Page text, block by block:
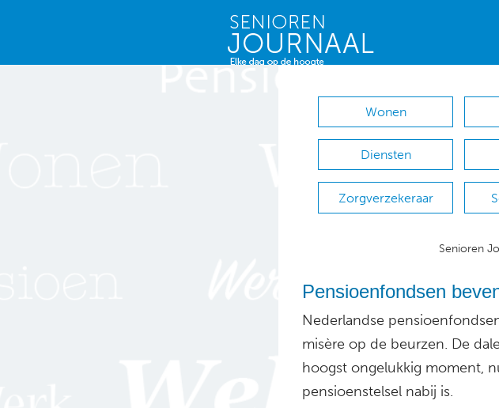
Wonen
Diensten
Zorgverzekeraar
Senioren
Pensioenfondsen
Nederlandse
misère op de beurzen. De
hoogst ongelukkig moment,
pensioenstelsel nabij is.